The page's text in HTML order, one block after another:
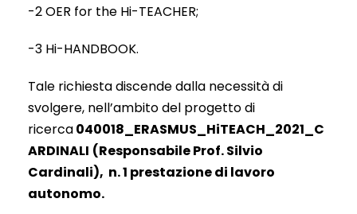
-2 OER for the Hi-TEACHER;
-3 Hi-HANDBOOK.
Tale richiesta discende dalla necessità di
svolgere, nell’ambito del progetto di
ricerca040018_ERASMUS_HiTEACH_2021_C
ARDINALI (Responsabile Prof. Silvio
Cardinali), n. 1 prestazione di lavoro
autonomo.